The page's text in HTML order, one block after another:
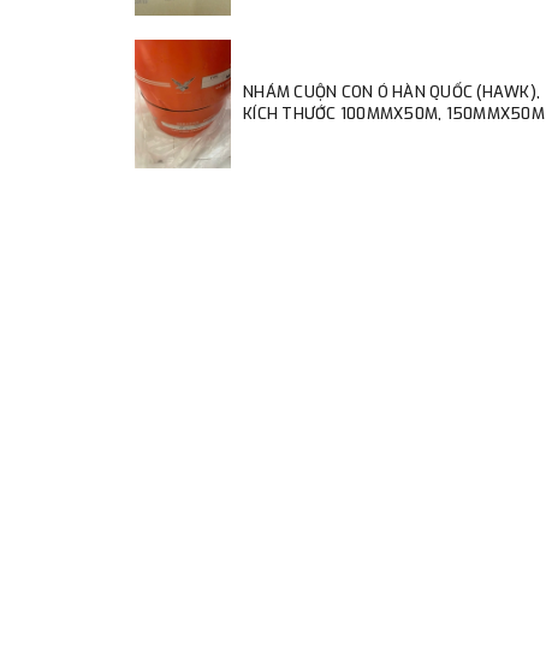
NHÁM CUỘN CON Ó HÀN QUỐC (HAWK),
KÍCH THƯỚC 100MMX50M, 150MMX50M